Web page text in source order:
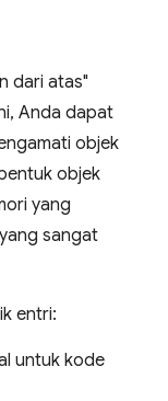
dari atas"
Anda dapat
objek
objek
yang
sangat
entri:
untuk kode